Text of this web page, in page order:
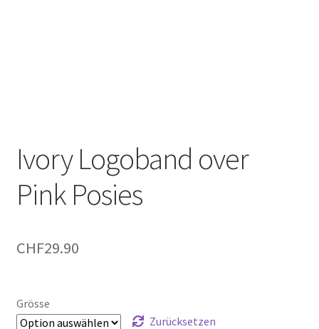
Ivory Logoband over
Pink Posies
CHF29.90
Grösse
Zurücksetzen